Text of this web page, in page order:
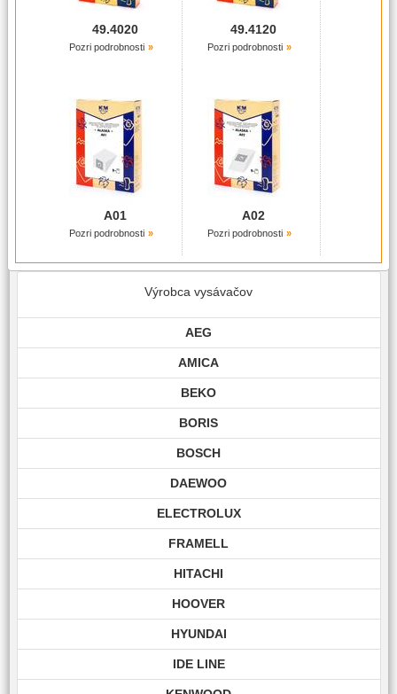
49.4020
Pozri podrobnosti
49.4120
Pozri podrobnosti
A01
Pozri podrobnosti
A02
Pozri podrobnosti
Výrobca vysávačov
AEG
AMICA
BEKO
BORIS
BOSCH
DAEWOO
ELECTROLUX
FRAMELL
HITACHI
HOOVER
HYUNDAI
IDE LINE